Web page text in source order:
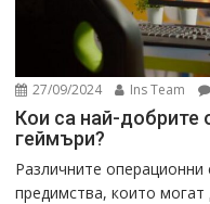
27/09/2024 Ins Team
Кои са най-добрите
геймъри?
Различните операционни
предимства, които могат